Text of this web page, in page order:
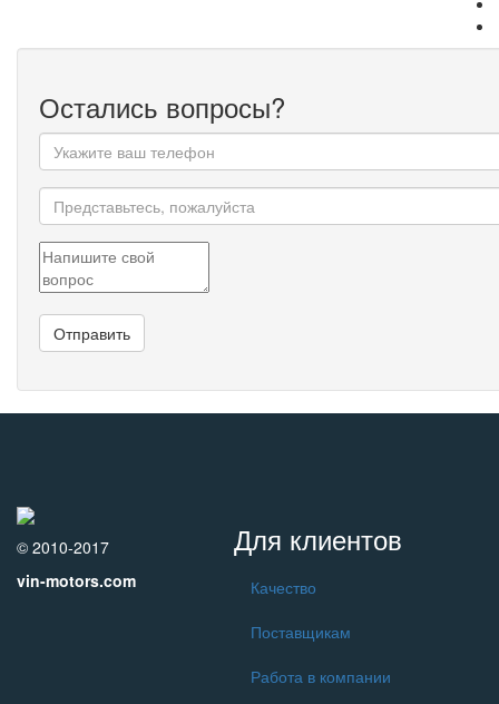
Остались вопросы?
© 2010-2017
vin-motors.com
Для клиентов
Качество
Поставщикам
Работа в компании